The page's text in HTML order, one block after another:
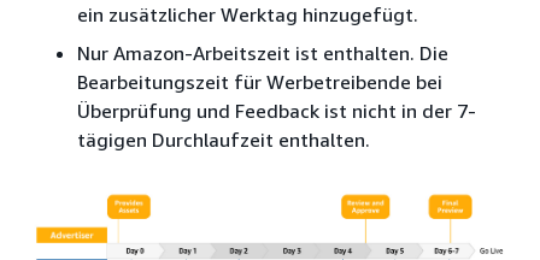
ein zusätzlicher Werktag hinzugefügt.
Nur Amazon-Arbeitszeit ist enthalten. Die
Bearbeitungszeit für Werbetreibende bei
Überprüfung und Feedback ist nicht in der 7-
tägigen Durchlaufzeit enthalten.